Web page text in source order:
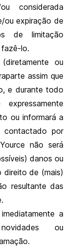
considerada
ou expiração de
de limitação
lo.
ou
assim que
e durante todo
ou informará a
contactado por
não será
danos ou
direito de (mais)
resultante das
a
ou